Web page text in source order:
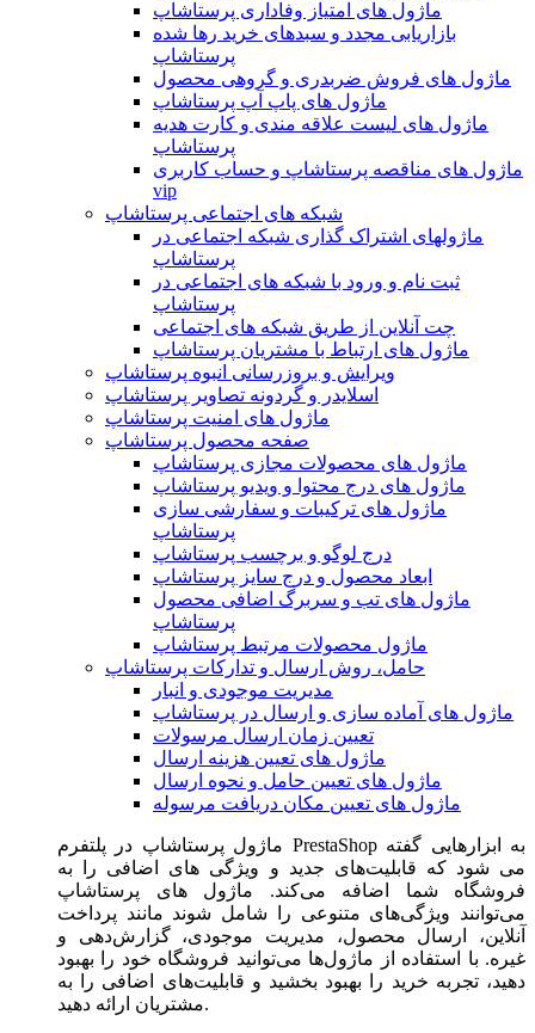
ماژول های امتیاز وفاداری پرستاشاپ
بازاریابی مجدد و سبدهای خرید رها شده
پرستاشاپ
ماژول های فروش ضربدری و گروهی محصول
ماژول های پاپ آپ پرستاشاپ
ماژول های لیست علاقه مندی و کارت هدیه
پرستاشاپ
ماژول های مناقصه پرستاشاپ و حساب کاربری
vip
شبکه های اجتماعی پرستاشاپ
ماژولهای اشتراک‌ گذاری شبکه اجتماعی در
پرستاشاپ
ثبت نام و ورود با شبکه های اجتماعی در
پرستاشاپ
چت آنلاین از طریق شبکه های اجتماعی
ماژول های ارتباط با مشتریان پرستاشاپ
ویرایش و بروزرسانی انبوه پرستاشاپ
اسلایدر و گردونه تصاویر پرستاشاپ
ماژول های امنیت پرستاشاپ
صفحه محصول پرستاشاپ
ماژول های محصولات مجازی پرستاشاپ
ماژول های درج محتوا و ویدیو پرستاشاپ
ماژول های ترکیبات و سفارشی سازی
پرستاشاپ
درج لوگو و برچسب پرستاشاپ
ابعاد محصول و درج سایز پرستاشاپ
ماژول های تب و سربرگ اضافی محصول
پرستاشاپ
ماژول محصولات مرتبط پرستاشاپ
حامل، روش ارسال و تدارکات پرستاشاپ
مدیریت موجودی و انبار
ماژول های آماده سازی و ارسال در پرستاشاپ
تعیین زمان ارسال مرسولات
ماژول های تعیین هزینه ارسال
ماژول های تعیین حامل و نحوه ارسال
ماژول های تعیین مکان دریافت مرسوله
ماژول‌ پرستاشاپ در پلتفرم PrestaShop به ابزارهایی گفته
می شود که قابلیت‌های جدید و ویژگی های اضافی را به
فروشگاه شما اضافه می‌کند. ماژول های پرستاشاپ
می‌توانند ویژگی‌های متنوعی را شامل شوند مانند پرداخت
آنلاین، ارسال محصول، مدیریت موجودی، گزارش‌دهی و
غیره. با استفاده از ماژول‌ها می‌توانید فروشگاه خود را بهبود
دهید، تجربه خرید را بهبود بخشید و قابلیت‌های اضافی را به
مشتریان ارائه دهید.